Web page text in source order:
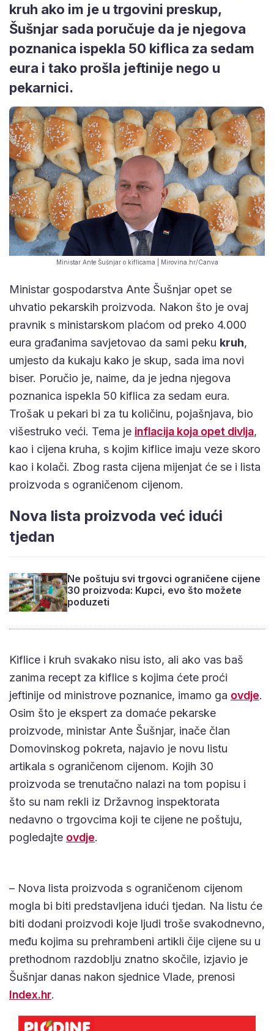
kruh ako im je u trgovini preskup,
Šušnjar sada poručuje da je njegova
poznanica ispekla 50 kiflica za sedam
eura i tako prošla jeftinije nego u
pekarnici.
Ministar Ante Šušnjar o kiflicama | Mirovina.hr/Canva
Ministar gospodarstva Ante Šušnjar opet se
uhvatio pekarskih proizvoda. Nakon što je ovaj
pravnik s ministarskom plaćom od preko 4.000
eura građanima savjetovao da sami peku kruh,
umjesto da kukaju kako je skup, sada ima novi
biser. Poručio je, naime, da je jedna njegova
poznanica ispekla 50 kiflica za sedam eura.
Trošak u pekari bi za tu količinu, pojašnjava, bio
višestruko veći. Tema je inflacija koja opet divlja,
kao i cijena kruha, s kojim kiflice imaju veze skoro
kao i kolači. Zbog rasta cijena mijenjat će se i lista
proizvoda s ograničenom cijenom.
Nova lista proizvoda već idući
tjedan
Ne poštuju svi trgovci ograničene cijene
30 proizvoda: Kupci, evo što možete
poduzeti
Kiflice i kruh svakako nisu isto, ali ako vas baš
zanima recept za kiflice s kojima ćete proći
jeftinije od ministrove poznanice, imamo ga ovdje.
Osim što je ekspert za domaće pekarske
proizvode, ministar Ante Šušnjar, inače član
Domovinskog pokreta, najavio je novu listu
artikala s ograničenom cijenom. Kojih 30
proizvoda se trenutačno nalazi na tom popisu i
što su nam rekli iz Državnog inspektorata
nedavno o trgovcima koji te cijene ne poštuju,
pogledajte ovdje.
– Nova lista proizvoda s ograničenom cijenom
mogla bi biti predstavljena idući tjedan. Na listu će
biti dodani proizvodi koje ljudi troše svakodnevno,
među kojima su prehrambeni artikli čije cijene su u
prethodnom razdoblju znatno skočile, izjavio je
Šušnjar danas nakon sjednice Vlade, prenosi
Index.hr.